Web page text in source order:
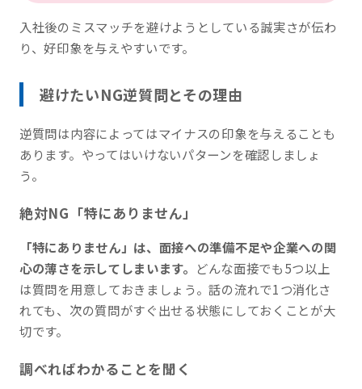
入社後のミスマッチを避けようとしている誠実さが伝わ
り、好印象を与えやすいです。
避けたいNG逆質問とその理由
逆質問は内容によってはマイナスの印象を与えることも
あります。やってはいけないパターンを確認しましょ
う。
絶対NG「特にありません」
「特にありません」は、面接への準備不足や企業への関
心の薄さを示してしまいます。 どんな面接でも5つ以上
は質問を用意しておきましょう。話の流れで1つ消化さ
れても、次の質問がすぐ出せる状態にしておくことが大
切です。
調べればわかることを聞く